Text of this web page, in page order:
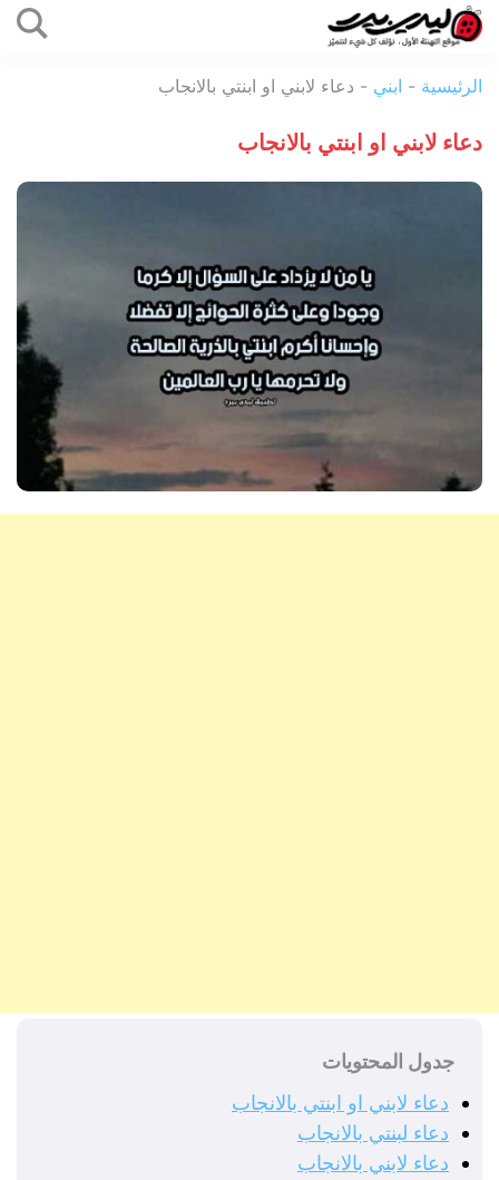
المحتوى
بيرد
الرئيسية - ابني - دعاء لابني او ابنتي بالانجاب
دعاء لابني او ابنتي بالانجاب
جدول المحتويات
دعاء لابني او ابنتي بالانجاب
دعاء لبنتي بالانجاب
دعاء لابني بالانجاب